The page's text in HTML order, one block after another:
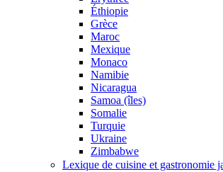
Éthiopie
Grèce
Maroc
Mexique
Monaco
Namibie
Nicaragua
Samoa (îles)
Somalie
Turquie
Ukraine
Zimbabwe
Lexique de cuisine et gastronomie